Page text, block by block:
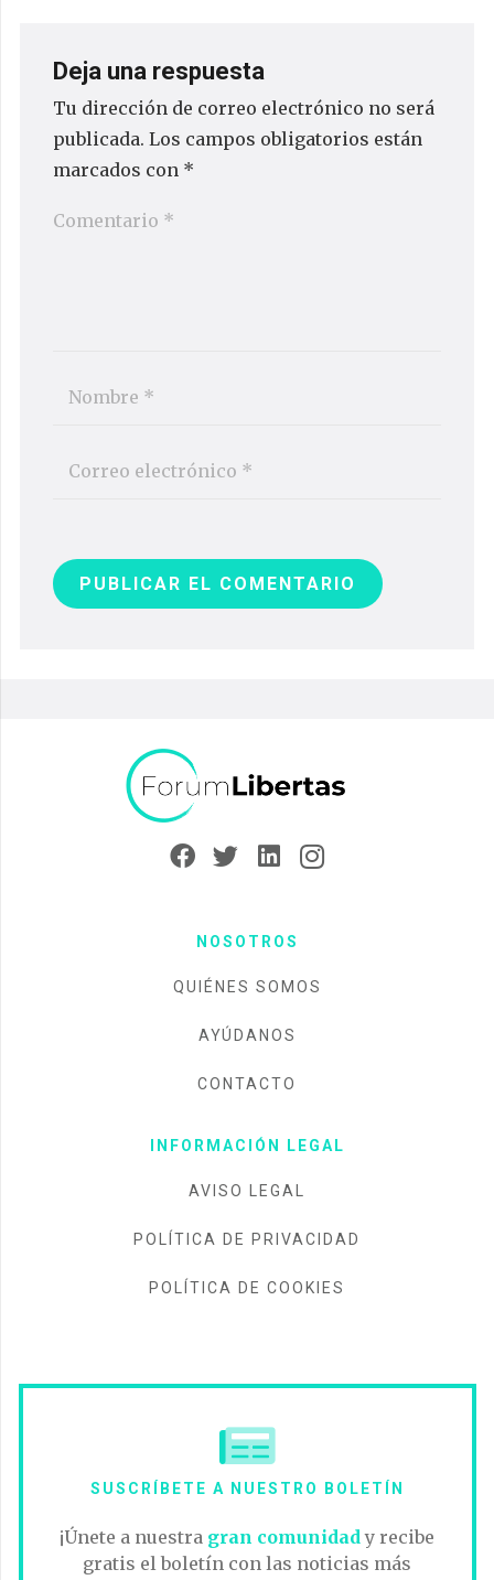
Deja una respuesta
Tu dirección de correo electrónico no será
publicada. Los campos obligatorios están
marcados con *
PUBLICAR EL COMENTARIO
NOSOTROS
QUIÉNES SOMOS
AYÚDANOS
CONTACTO
INFORMACIÓN LEGAL
AVISO LEGAL
POLÍTICA DE PRIVACIDAD
POLÍTICA DE COOKIES
SUSCRÍBETE A NUESTRO BOLETÍN
¡Únete a nuestra gran comunidady recibe
gratis el boletín con las noticias más